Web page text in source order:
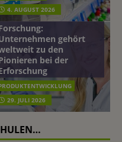
4. AUGUST 2026
gehört
zu den
bei der
29. JULI 2026